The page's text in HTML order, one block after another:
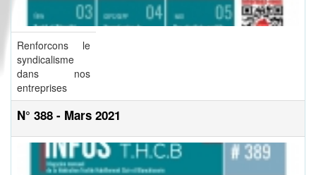
Renforcons le
syndicalisme
dans nos
entreprises
N° 388 - Mars 2021